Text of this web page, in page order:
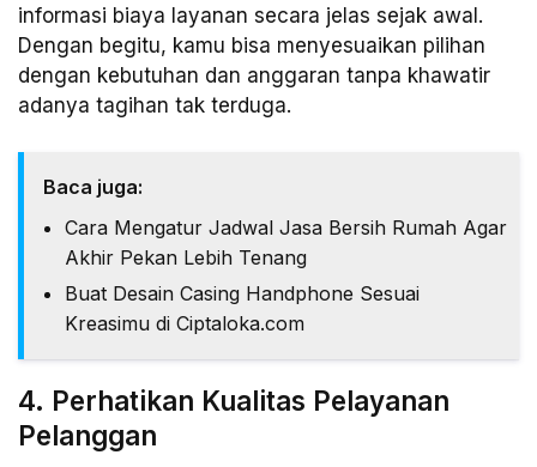
informasi biaya layanan secara jelas sejak awal.
Dengan begitu, kamu bisa menyesuaikan pilihan
dengan kebutuhan dan anggaran tanpa khawatir
adanya tagihan tak terduga.
Baca juga:
Cara Mengatur Jadwal Jasa Bersih Rumah Agar
Akhir Pekan Lebih Tenang
Buat Desain Casing Handphone Sesuai
Kreasimu di Ciptaloka.com
4. Perhatikan Kualitas Pelayanan
Pelanggan